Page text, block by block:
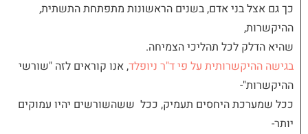
כך גם אצל בני אדם, בשנים הראשונות מתפתחת התשתית,
ההיקשרות,
שהיא הדלק לכל תהליכי הצמיחה.
בגישה ההיקשרותית על פי ד"ר ניופלד, אנו קוראים לזה "שורשי
ההיקשרות"-
ככל שמערכת היחסים תעמיק, ככל ששהשורשים יהיו עמוקים
יותר-